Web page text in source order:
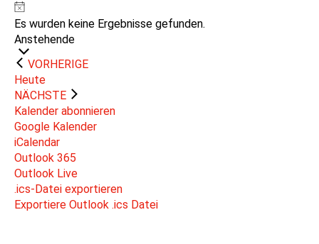
Hinweis
Es wurden keine Ergebnisse gefunden.
Anstehende
VORHERIGEVERANSTALTUNGEN
Heute
NÄCHSTE VERANSTALTUNGEN
Kalender abonnieren
Google Kalender
iCalendar
Outlook 365
Outlook Live
.ics-Datei exportieren
Exportiere Outlook .ics Datei